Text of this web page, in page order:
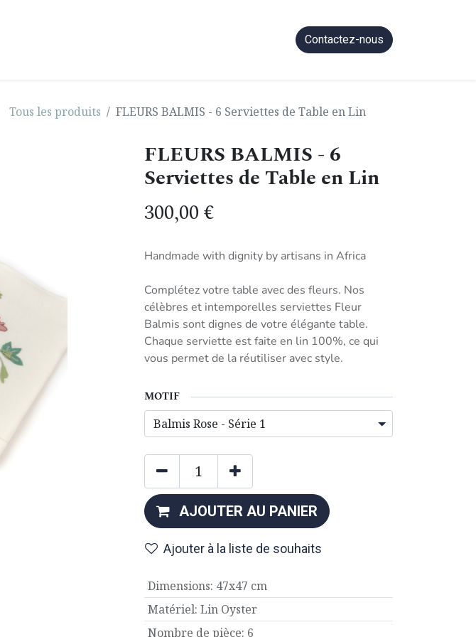
Contactez-nous
Tous les produits FLEURS BALMIS - 6 Serviettes de Table en Lin
FLEURS BALMIS - 6
Serviettes de Table en Lin
300,00€
Handmade with dignity by artisans in Africa
Complétez votre table avec des fleurs. Nos
célèbres et intemporelles serviettes Fleur
Balmis sont dignes de votre élégante table.
Chaque serviette est faite en lin 100%, ce qui
vous permet de la réutiliser avec style.
MOTIF
AJOUTER AU PANIER
Ajouter à la liste de souhaits
Dimensions: 47x47 cm
Matériel: Lin Oyster
Nombre de pièce: 6